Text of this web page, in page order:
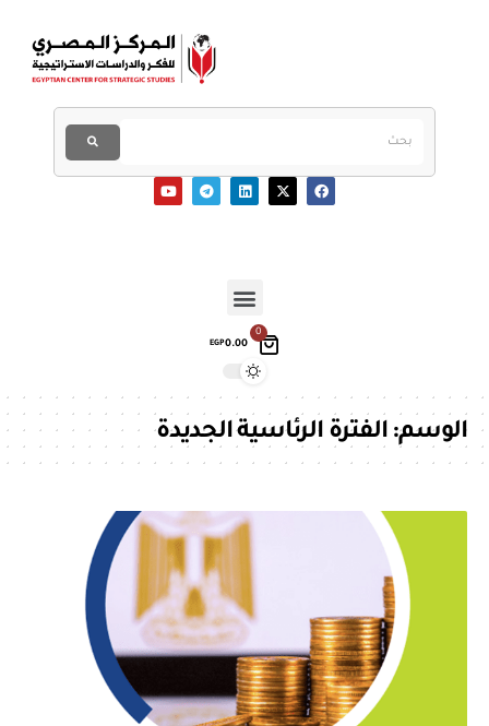
0
EGP0.00
الوسم:الفترة الرئاسية الجديدة